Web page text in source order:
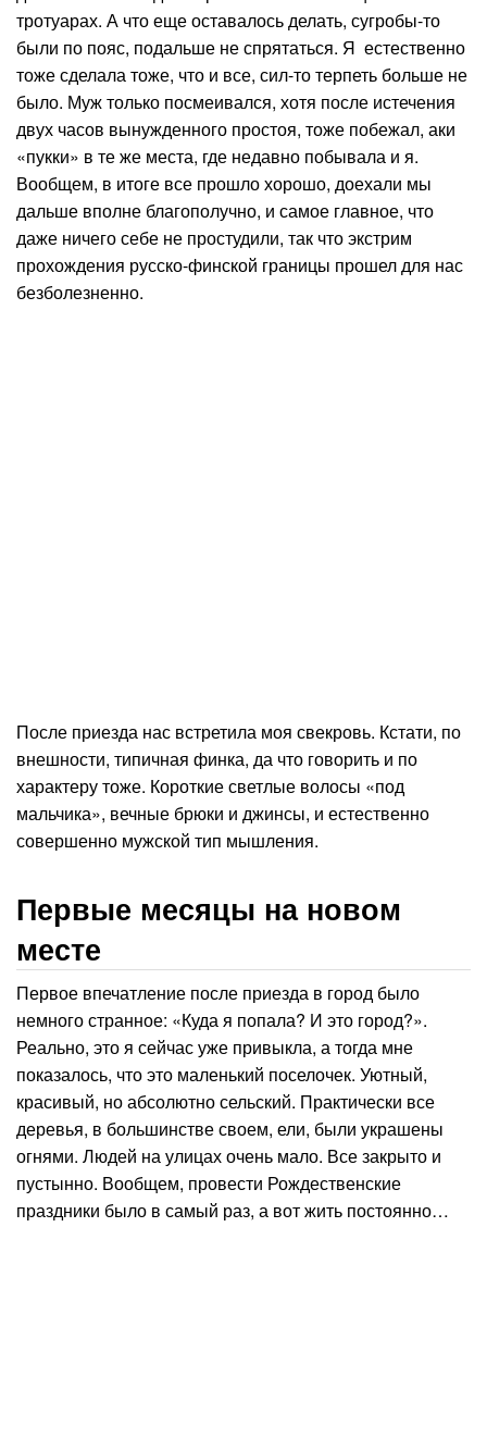
тротуарах. А что еще оставалось делать, сугробы-то
были по пояс, подальше не спрятаться. Я естественно
тоже сделала тоже, что и все, сил-то терпеть больше не
было. Муж только посмеивался, хотя после истечения
двух часов вынужденного простоя, тоже побежал, аки
«пукки» в те же места, где недавно побывала и я.
Вообщем, в итоге все прошло хорошо, доехали мы
дальше вполне благополучно, и самое главное, что
даже ничего себе не простудили, так что экстрим
прохождения русско-финской границы прошел для нас
безболезненно.
После приезда нас встретила моя свекровь. Кстати, по
внешности, типичная финка, да что говорить и по
характеру тоже. Короткие светлые волосы «под
мальчика», вечные брюки и джинсы, и естественно
совершенно мужской тип мышления.
Первые месяцы на новом
месте
Первое впечатление после приезда в город было
немного странное: «Куда я попала? И это город?».
Реально, это я сейчас уже привыкла, а тогда мне
показалось, что это маленький поселочек. Уютный,
красивый, но абсолютно сельский. Практически все
деревья, в большинстве своем, ели, были украшены
огнями. Людей на улицах очень мало. Все закрыто и
пустынно. Вообщем, провести Рождественские
праздники было в самый раз, а вот жить постоянно…